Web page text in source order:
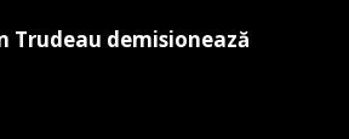
Trudeau demisionează